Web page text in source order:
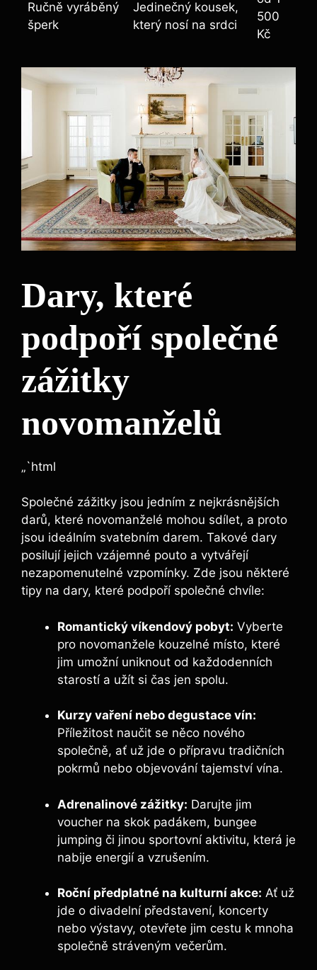
Ručně vyráběný
šperk
Jedinečný kousek,
který nosí na srdci
500
Kč
Dary, které
podpoří společné
zážitky
novomanželů
„`html
Společné zážitky jsou jedním z nejkrásnějších
darů, které novomanželé mohou sdílet, a proto
jsou ideálním svatebním darem. Takové dary
posilují jejich vzájemné pouto a vytvářejí
nezapomenutelné vzpomínky. Zde jsou některé
tipy na dary, které podpoří společné chvíle:
Romantický víkendový pobyt: Vyberte
pro novomanžele kouzelné místo, které
jim umožní uniknout od každodenních
starostí a užít si čas jen spolu.
Kurzy vaření nebo degustace vín:
Příležitost naučit se něco nového
společně, ať už jde o přípravu tradičních
pokrmů nebo objevování tajemství vína.
Adrenalinové zážitky: Darujte jim
voucher na skok padákem, bungee
jumping či jinou sportovní aktivitu, která je
nabije energií a vzrušením.
Roční předplatné na kulturní akce: Ať už
jde o divadelní představení, koncerty
nebo výstavy, otevřete jim cestu k mnoha
společně stráveným večerům.